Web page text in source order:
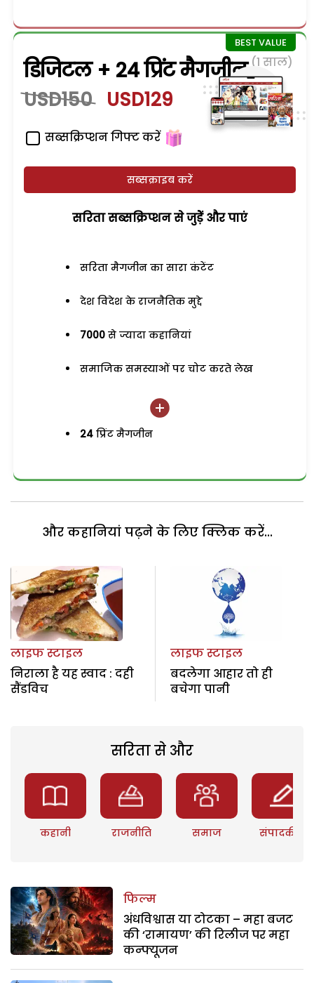
डिजिटल + 24 प्रिंट मैगजीन (1 साल)
USD150 USD129
सब्सक्रिप्शन गिफ्ट करें
सब्सक्राइब करें
सरिता सब्सक्रिप्शन से जुड़ेें और पाएं
सरिता मैगजीन का सारा कंटेंट
देश विदेश के राजनैतिक मुद्दे
7000 से ज्यादा कहानियां
समाजिक समस्याओं पर चोट करते लेख
24 प्रिंट मैगजीन
और कहानियां पढ़ने के लिए क्लिक करें...
लाइफ स्टाइल
निराला है यह स्वाद : दही
सैंडविच
लाइफ स्टाइल
बदलेगा आहार तो ही
बचेगा पानी
सरिता से और
कहानी राजनीति समाज संपादकीय
फिल्म
अंधविश्वास या टोटका – महा बजट
की ‘रामायण’ की रिलीज पर महा
कन्फ्यूजन